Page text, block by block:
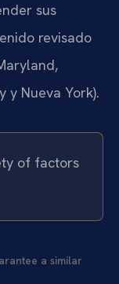
sus
revisado
y Nueva York).
of factors
a similar